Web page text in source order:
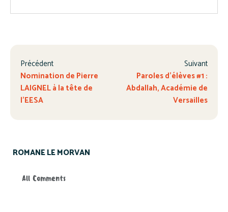
Précédent
Nomination de Pierre
LAIGNEL à la tête de
l’EESA
Suivant
Paroles d’élèves #1 :
Abdallah, Académie de
Versailles
ROMANE LE MORVAN
All Comments